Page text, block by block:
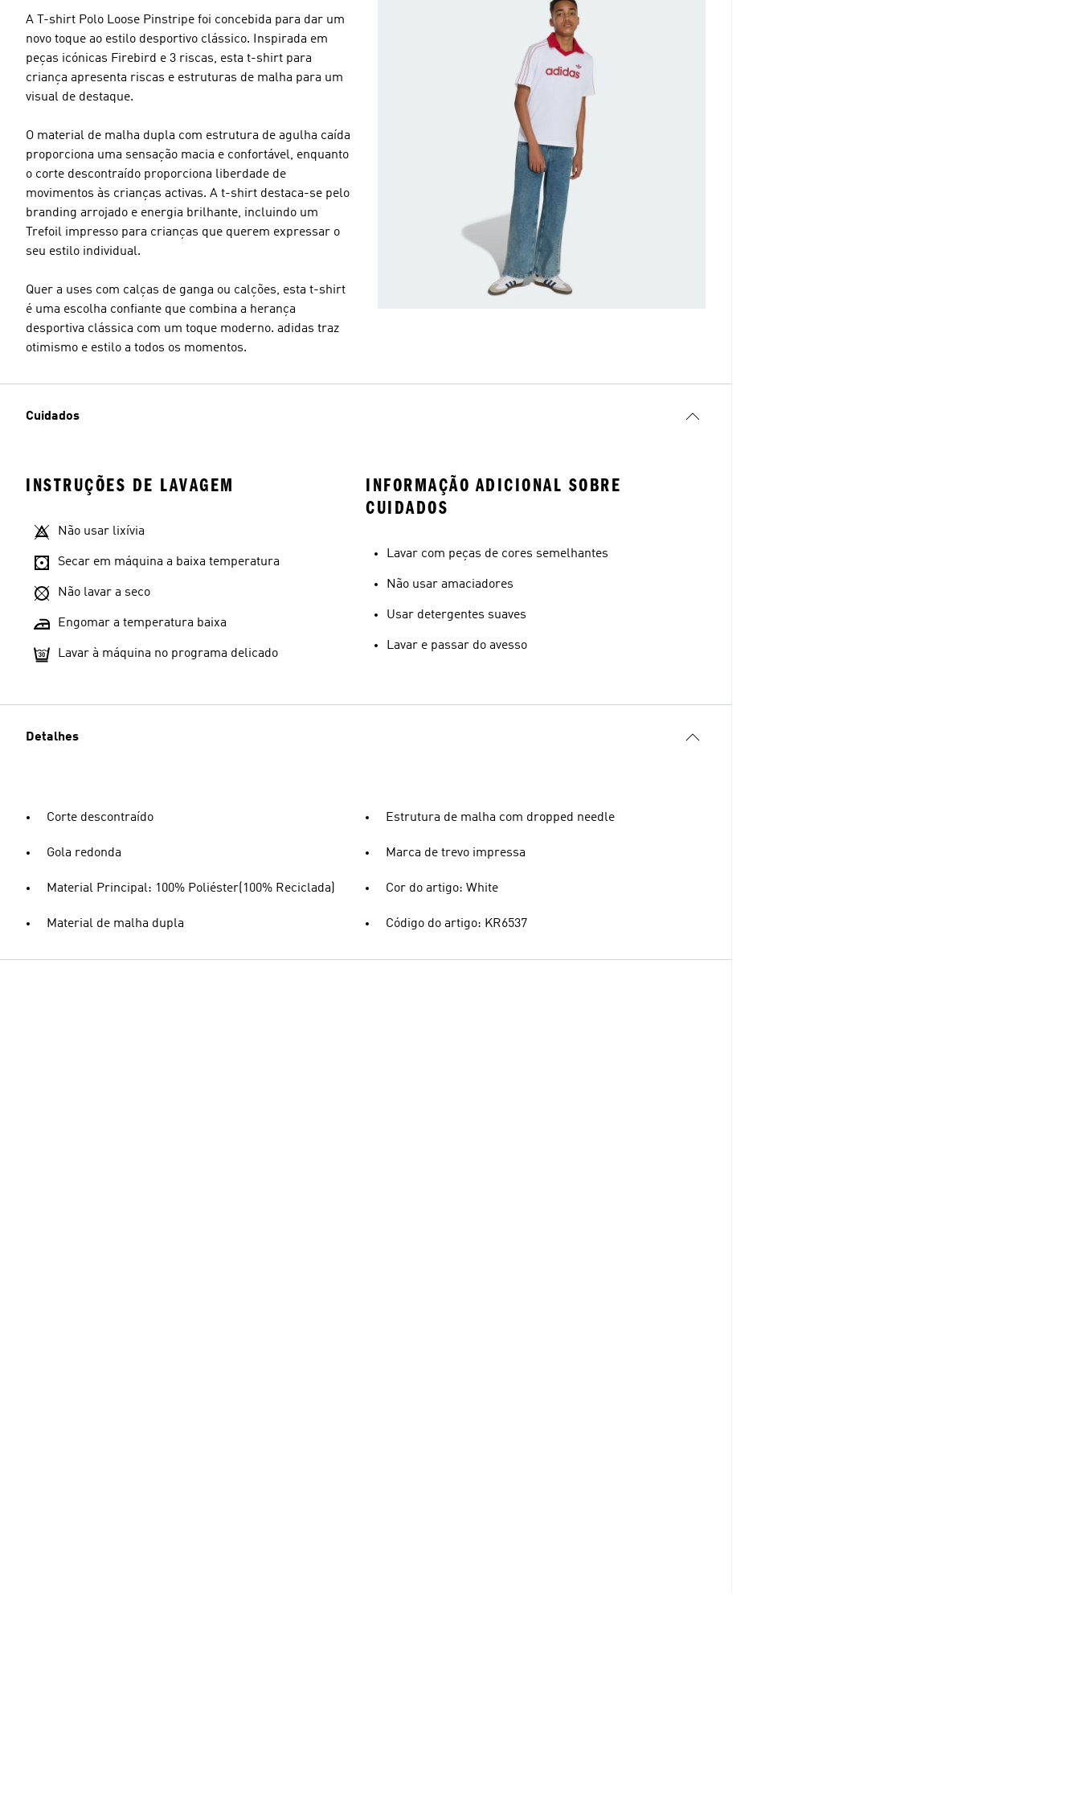
A T-shirt Polo Loose Pinstripe foi concebida para dar um
novo toque ao estilo desportivo clássico. Inspirada em
peças icónicas Firebird e 3 riscas, esta t-shirt para
criança apresenta riscas e estruturas de malha para um
visual de destaque.
O material de malha dupla com estrutura de agulha caída
proporciona uma sensação macia e confortável, enquanto
o corte descontraído proporciona liberdade de
movimentos às crianças activas. A t-shirt destaca-se pelo
branding arrojado e energia brilhante, incluindo um
Trefoil impresso para crianças que querem expressar o
seu estilo individual.
Quer a uses com calças de ganga ou calções, esta t-shirt
é uma escolha confiante que combina a herança
desportiva clássica com um toque moderno. adidas traz
otimismo e estilo a todos os momentos.
Cuidados
INSTRUÇÕES DE LAVAGEM
Não usar lixívia
Secar em máquina a baixa temperatura
Não lavar a seco
Engomar a temperatura baixa
Lavar à máquina no programa delicado
INFORMAÇÃO ADICIONAL SOBRE
CUIDADOS
Lavar com peças de cores semelhantes
Não usar amaciadores
Usar detergentes suaves
Lavar e passar do avesso
Detalhes
Corte descontraído
Gola redonda
Material Principal: 100% Poliéster(100% Reciclada)
Material de malha dupla
Estrutura de malha com dropped needle
Marca de trevo impressa
Cor do artigo: White
Código do artigo: KR6537